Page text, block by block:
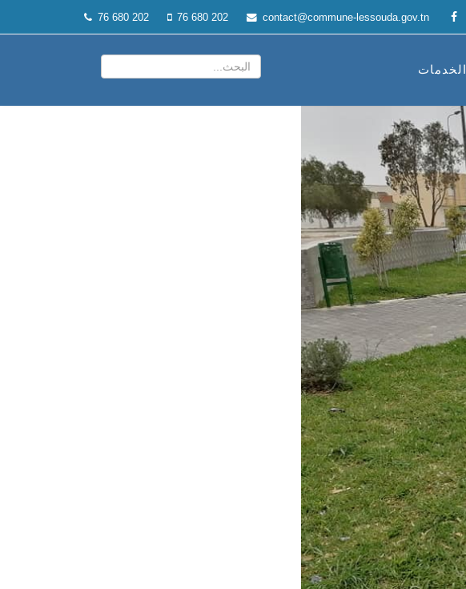
76 680 202 76 680 202 contact@commune-lessouda.gov.tn
الخدمات